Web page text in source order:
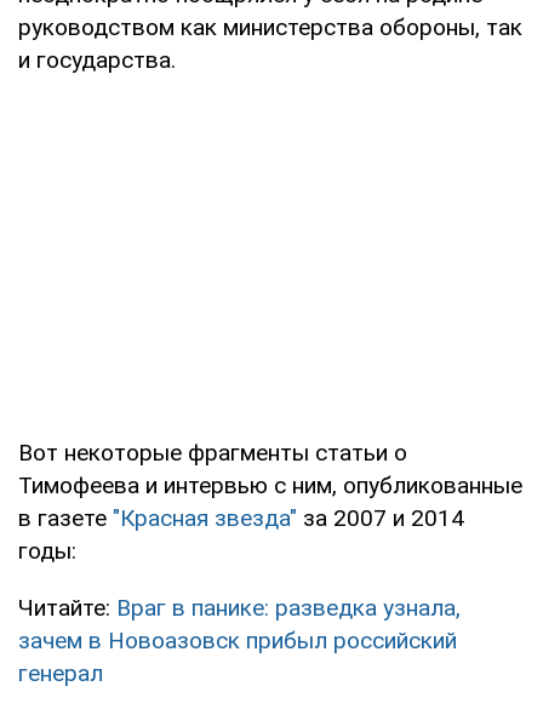
руководством как министерства обороны, так
и государства.
Вот некоторые фрагменты статьи о
Тимофеева и интервью с ним, опубликованные
в газете "Красная звезда" за 2007 и 2014
годы:
Читайте: Враг в панике: разведка узнала,
зачем в Новоазовск прибыл российский
генерал